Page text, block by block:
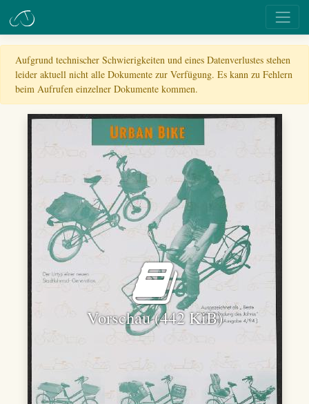
Aufgrund technischer Schwierigkeiten und eines Datenverlustes stehen
leider aktuell nicht alle Dokumente zur Verfügung. Es kann zu Fehlern
beim Aufrufen einzelner Dokumente kommen.
Vorschau (442 KiB)